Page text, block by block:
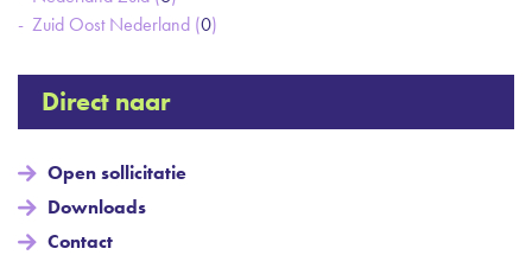
Zuid Oost Nederland (0)
Direct naar
Open sollicitatie
Downloads
Contact